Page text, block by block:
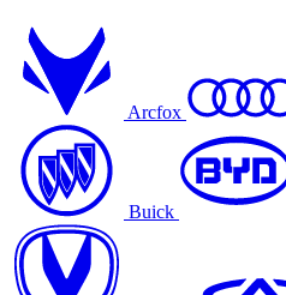
Arcfox
Buick